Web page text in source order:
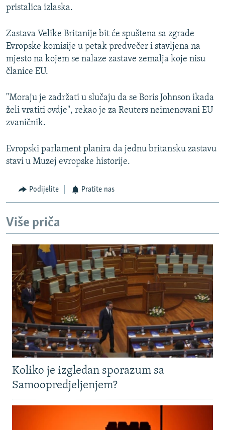
pristalica izlaska.
Zastava Velike Britanije bit će spuštena sa zgrade
Evropske komisije u petak predvečer i stavljena na
mjesto na kojem se nalaze zastave zemalja koje nisu
članice EU.
"Moraju je zadržati u slučaju da se Boris Johnson ikada
želi vratiti ovdje", rekao je za Reuters neimenovani EU
zvaničnik.
Evropski parlament planira da jednu britansku zastavu
stavi u Muzej evropske historije.
Podijelite Pratite nas
Više priča
Koliko je izgledan sporazum sa
Samoopredjeljenjem?